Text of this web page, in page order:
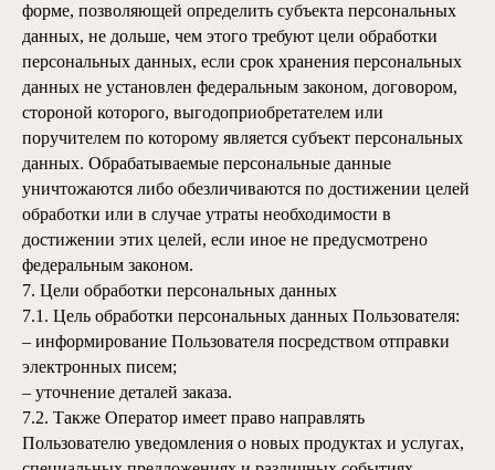
форме, позволяющей определить субъекта персональных
данных, не дольше, чем этого требуют цели обработки
персональных данных, если срок хранения персональных
данных не установлен федеральным законом, договором,
стороной которого, выгодоприобретателем или
поручителем по которому является субъект персональных
данных. Обрабатываемые персональные данные
уничтожаются либо обезличиваются по достижении целей
обработки или в случае утраты необходимости в
достижении этих целей, если иное не предусмотрено
федеральным законом.
7. Цели обработки персональных данных
7.1. Цель обработки персональных данных Пользователя:
– информирование Пользователя посредством отправки
электронных писем;
– уточнение деталей заказа.
7.2. Также Оператор имеет право направлять
Пользователю уведомления о новых продуктах и услугах,